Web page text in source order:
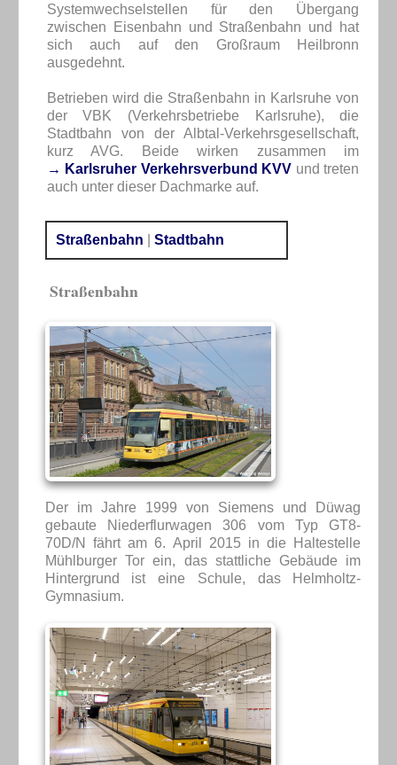
Systemwechselstellen für den Übergang
zwischen Eisenbahn und Straßenbahn und hat
sich auch auf den Großraum Heilbronn
ausgedehnt.
Betrieben wird die Straßenbahn in Karlsruhe von
der VBK (Verkehrsbetriebe Karlsruhe), die
Stadtbahn von der Albtal-Verkehrsgesellschaft,
kurz AVG. Beide wirken zusammen im
→ Karlsruher Verkehrsverbund KVV und treten
auch unter dieser Dachmarke auf.
Straßenbahn Stadtbahn
Straßenbahn
Der im Jahre 1999 von Siemens und Düwag
gebaute Niederflurwagen 306 vom Typ GT8-
70D/N fährt am 6. April 2015 in die Haltestelle
Mühlburger Tor ein, das stattliche Gebäude im
Hintergrund ist eine Schule, das Helmholtz-
Gymnasium.